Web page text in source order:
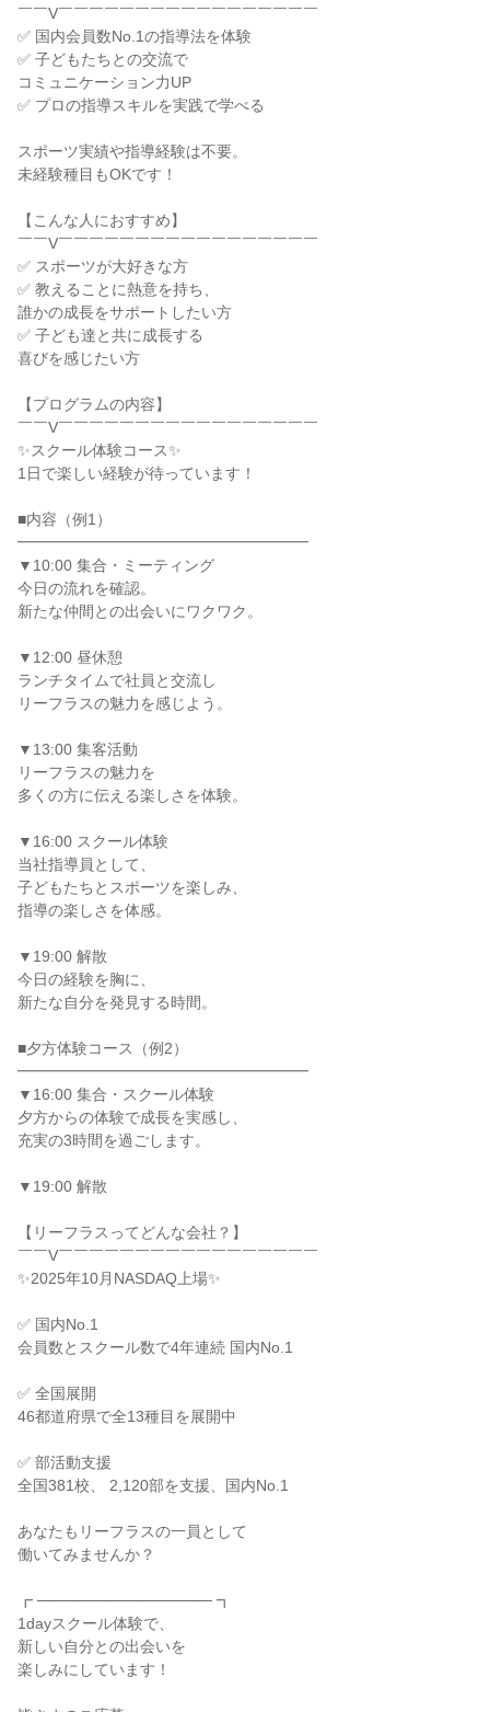
￣￣V￣￣￣￣￣￣￣￣￣￣￣￣￣￣￣￣￣
✅ 国内会員数No.1の指導法を体験
✅ 子どもたちとの交流で
コミュニケーション力UP
✅ プロの指導スキルを実践で学べる
スポーツ実績や指導経験は不要。
未経験種目もOKです！
【こんな人におすすめ】
￣￣V￣￣￣￣￣￣￣￣￣￣￣￣￣￣￣￣￣
✅ スポーツが大好きな方
✅ 教えることに熱意を持ち、
誰かの成長をサポートしたい方
✅ 子ども達と共に成長する
喜びを感じたい方
【プログラムの内容】
￣￣V￣￣￣￣￣￣￣￣￣￣￣￣￣￣￣￣￣
✨スクール体験コース✨
1日で楽しい経験が待っています！
■内容（例1）
━━━━━━━━━━━━━━━━━━━
▼10:00 集合・ミーティング
今日の流れを確認。
新たな仲間との出会いにワクワク。
▼12:00 昼休憩
ランチタイムで社員と交流し
リーフラスの魅力を感じよう。
▼13:00 集客活動
リーフラスの魅力を
多くの方に伝える楽しさを体験。
▼16:00 スクール体験
当社指導員として、
子どもたちとスポーツを楽しみ、
指導の楽しさを体感。
▼19:00 解散
今日の経験を胸に、
新たな自分を発見する時間。
■夕方体験コース（例2）
━━━━━━━━━━━━━━━━━━━
▼16:00 集合・スクール体験
夕方からの体験で成長を実感し、
充実の3時間を過ごします。
▼19:00 解散
【リーフラスってどんな会社？】
￣￣V￣￣￣￣￣￣￣￣￣￣￣￣￣￣￣￣￣
✨2025年10月NASDAQ上場✨
✅ 国内No.1
会員数とスクール数で4年連続 国内No.1
✅ 全国展開
46都道府県で全13種目を展開中
✅ 部活動支援
全国381校、 2,120部を支援、国内No.1
あなたもリーフラスの一員として
働いてみませんか？
┏ ──────────────── ┓
1dayスクール体験で、
新しい自分との出会いを
楽しみにしています！